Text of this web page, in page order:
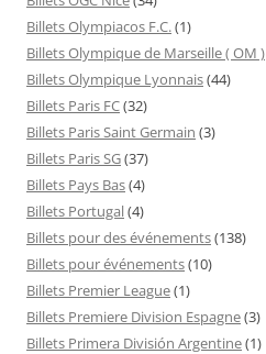
Billets Olympiacos F.C.(1)
Billets Olympique de Marseille ( OM )
Billets Olympique Lyonnais(44)
Billets Paris FC(32)
Billets Paris Saint Germain (3)
Billets Paris SG(37)
Billets Pays Bas(4)
Billets Portugal(4)
Billets pour des événements(138)
Billets pour événements(10)
Billets Premier League(1)
Billets Premiere Division Espagne(3)
Billets Primera División Argentine(1)